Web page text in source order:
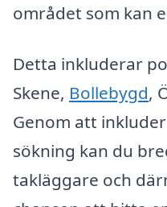
området som kan
Detta inkluderar
Skene, Bollebygd,
Genom att
sökning kan du
takläggare och